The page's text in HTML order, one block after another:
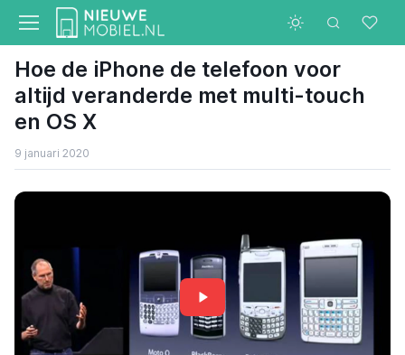
Hoe de iPhone de telefoon voor
altijd veranderde met multi-touch
en OS X
9 januari 2020